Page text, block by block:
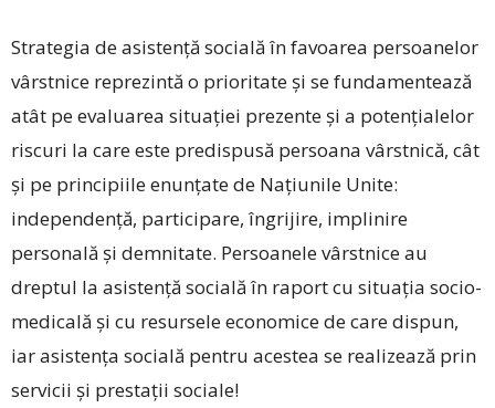
Strategia de asistenţă socială în favoarea persoanelor
vârstnice reprezintă o prioritate şi se fundamentează
atât pe evaluarea situaţiei prezente şi a potenţialelor
riscuri la care este predispusă persoana vârstnică, cât
şi pe principiile enunţate de Naţiunile Unite:
independenţă, participare, îngrijire, implinire
personală și demnitate. Persoanele vârstnice au
dreptul la asistenţă socială în raport cu situaţia socio-
medicală şi cu resursele economice de care dispun,
iar asistenţa socială pentru acestea se realizează prin
servicii şi prestaţii sociale!